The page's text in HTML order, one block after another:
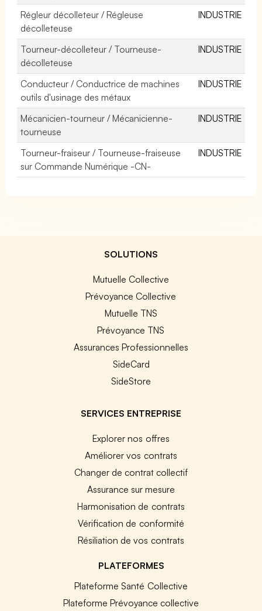
Régleur décolleteur / Régleuse
décolleteuse
INDUSTRIE
Tourneur-décolleteur / Tourneuse-
décolleteuse
INDUSTRIE
Conducteur / Conductrice de machines
outils d'usinage des métaux
INDUSTRIE
Mécanicien-tourneur / Mécanicienne-
tourneuse
INDUSTRIE
Tourneur-fraiseur / Tourneuse-fraiseuse
sur Commande Numérique -CN-
INDUSTRIE
SOLUTIONS
Mutuelle Collective
Prévoyance Collective
Mutuelle TNS
Prévoyance TNS
Assurances Professionnelles
SideCard
SideStore
SERVICES ENTREPRISE
Explorer nos offres
Améliorer vos contrats
Changer de contrat collectif
Assurance sur mesure
Harmonisation de contrats
Vérification de conformité
Résiliation de vos contrats
PLATEFORMES
Plateforme Santé Collective
Plateforme Prévoyance collective